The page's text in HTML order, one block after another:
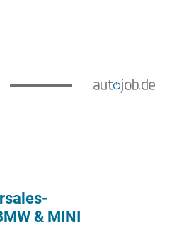
& MINI